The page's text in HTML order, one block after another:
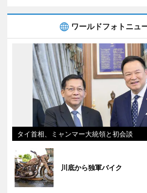
ワールドフォトニュ
タイ首相、ミャンマー大統領と初会談
川底から独軍バイク